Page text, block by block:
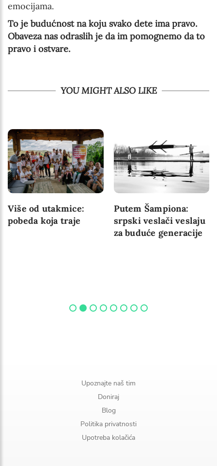
emocijama.
To je budućnost na koju svako dete ima pravo.
Obaveza nas odraslih je da im pomognemo da to
pravo i ostvare.
YOU MIGHT ALSO LIKE
Više od utakmice:
pobeda koja traje
Putem Šampiona:
srpski veslači veslaju
za buduće generacije
Upoznajte naš tim
Doniraj
Blog
Politika privatnosti
Upotreba kolačića